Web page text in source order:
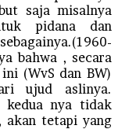
saja misalnya
pidana dan
bahwa , secara
(WvS dan BW)
ujud aslinya.
kedua nya tidak
akan tetapi yang